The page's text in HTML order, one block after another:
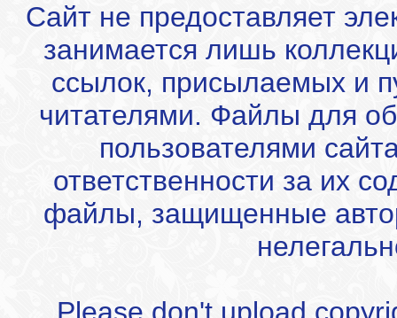
Сайт не предоставляет
занимается лишь
ссылок, присылаемых и
читателями. Файлы для
пользователями
ответственности за их
файлы, защищенные